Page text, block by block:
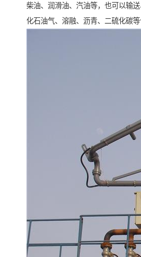
柴油、润滑油、汽油等，也可以输
化石油气、溶融、沥青、二硫化碳等